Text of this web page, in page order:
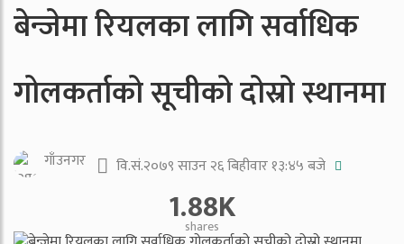
बेन्जेमा रियलका लागि सर्वाधिक
गोलकर्ताको सूचीको दोस्रो स्थानमा
गाँउनगर वि.सं.२०७९ साउन २६ बिहीवार १३:४५ बजे
1.88K
shares